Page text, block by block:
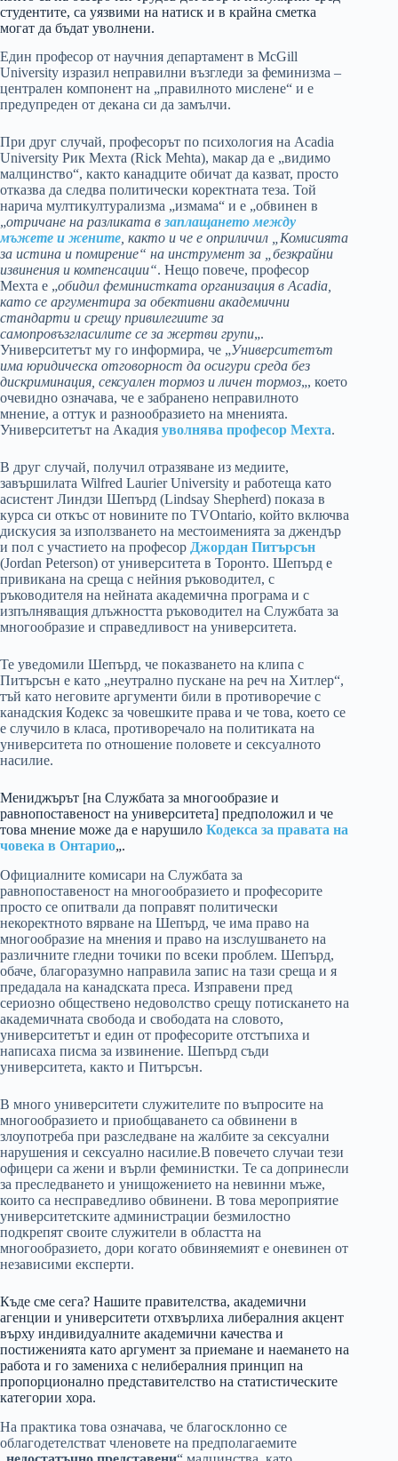
студентите, са уязвими на натиск и в крайна сметка
могат да бъдат уволнени.
Един професор от научния департамент в McGill
University изразил неправилни възгледи за феминизма –
централен компонент на „правилното мислене“ и е
предупреден от декана си да замълчи.
При друг случай, професорът по психология на Acadia
University Рик Мехта (Rick Mehta), макар да e „видимо
малцинство“, както канадците обичат да казват, просто
отказва да следва политически коректната теза. Той
нарича мултикултурализма „измама“ и е „обвинен в
„отричане на разликата в заплащането между
мъжете и жените, както и че е оприличил „Комисията
за истина и помирение“ на инструмент за „безкрайни
извинения и компенсации“. Нещо повече, професор
Мехта е „обидил феминистката организация в Acadia,
като се аргументира за обективни академични
стандарти и срещу привилегиите за
самопровъзгласилите се за жертви групи„.
Университетът му го информира, че „Университетът
има юридическа отговорност да осигури среда без
дискриминация, сексуален тормоз и личен тормоз„, което
очевидно означава, че е забранено неправилното
мнение, а оттук и разнообразието на мненията.
Университетът на Акадия уволнява професор Мехта.
В друг случай, получил отразяване из медиите,
завършилата Wilfred Laurier University и работеща като
асистент Линдзи Шепърд (Lindsay Shepherd) показа в
курса си откъс от новините по TVOntario, който включва
дискусия за използването на местоименията за джендър
и пол с участието на професор Джордан Питърсън
(Jordan Peterson) от университета в Торонто. Шепърд е
привикана на среща с нейния ръководител, с
ръководителя на нейната академична програма и с
изпълняващия длъжността ръководител на Службата за
многообразие и справедливост на университета.
Те уведомили Шепърд, че показването на клипа с
Питърсън е като „неутрално пускане на реч на Хитлер“,
тъй като неговите аргументи били в противоречие с
канадския Кодекс за човешките права и че това, което се
е случило в класа, противоречало на политиката на
университета по отношение половете и сексуалното
насилие.
Мениджърът [на Службата за многообразие и
равнопоставеност на университета] предположил и че
това мнение може да е нарушило Кодекса за правата на
човека в Онтарио„.
Официалните комисари на Службата за
равнопоставеност на многообразието и професорите
просто се опитвали да поправят политически
некоректното вярване на Шепърд, че има право на
многообразие на мнения и право на изслушването на
различните гледни точики по всеки проблем. Шепърд,
обаче, благоразумно направила запис на тази среща и я
предадала на канадската преса. Изправени пред
сериозно обществено недоволство срещу потискането на
академичната свобода и свободата на словото,
университетът и един от професорите отстъпиха и
написаха писма за извинение. Шепърд съди
университета, както и Питърсън.
В много университети служителите по въпросите на
многообразието и приобщаването са обвинени в
злоупотреба при разследване на жалбите за сексуални
нарушения и сексуално насилие.В повечето случаи тези
офицери са жени и върли феминистки. Те са допринесли
за преследването и унищожението на невинни мъже,
които са несправедливо обвинени. В това мероприятие
университетските администрации безмилостно
подкрепят своите служители в областта на
многообразието, дори когато обвиняемият е оневинен от
независими експерти.
Къде сме сега? Нашите правителства, академични
агенции и университети отхвърлиха либералния акцент
върху индивидуалните академични качества и
постиженията като аргумент за приемане и наемането на
работа и го замениха с нелибералния принцип на
пропорционално представителство на статистическите
категории хора.
На практика това означава, че благосклонно се
облагодетелстват членовете на предполагаемите